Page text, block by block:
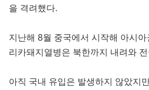
을 격려했다.
지난해 8월 중국에서 시작해 아시
리카돼지열병은 북한까지 내려와
아직 국내 유입은 발생하지 않았지